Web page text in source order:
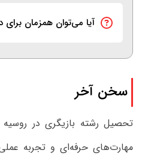
آیا می‌توان همزمان برای
سخن آخر
تحصیل رشته بازیگری در
مهارت‌های حرفه‌ای و تجربه